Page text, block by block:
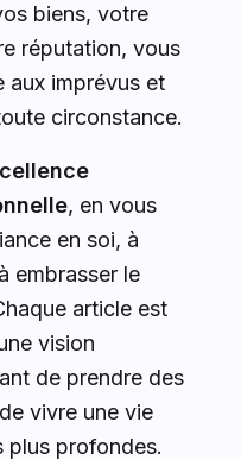
biens, votre
réputation, vous
aux imprévus et
circonstance.
, en vous
en soi, à
embrasser le
article est
vision
de prendre des
vivre une vie
plus profondes.